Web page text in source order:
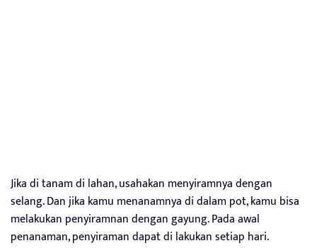
Jika di tanam di lahan, usahakan menyiramnya dengan
selang. Dan jika kamu menanamnya di dalam pot, kamu bisa
melakukan penyiramnan dengan gayung. Pada awal
penanaman, penyiraman dapat di lakukan setiap hari.